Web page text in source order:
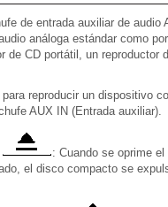
de entrada auxiliar de audio
análoga estándar como
de CD portátil, un reproductor
reproducir un dispositivo
AUX IN (Entrada auxiliar).
: Cuando se oprime el
el disco compacto se